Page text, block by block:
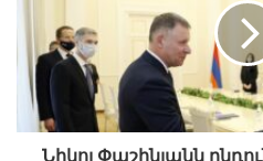
Նիկոլ Փաշինյանն